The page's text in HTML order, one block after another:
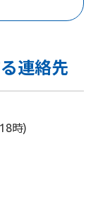
連絡先
時)